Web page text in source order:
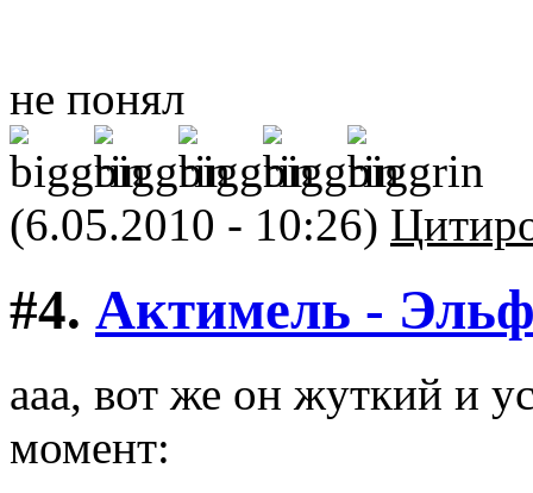
не понял
(6.05.2010 - 10:26)
#4. Актимель -
ааа, вот же он жуткий и
момент: